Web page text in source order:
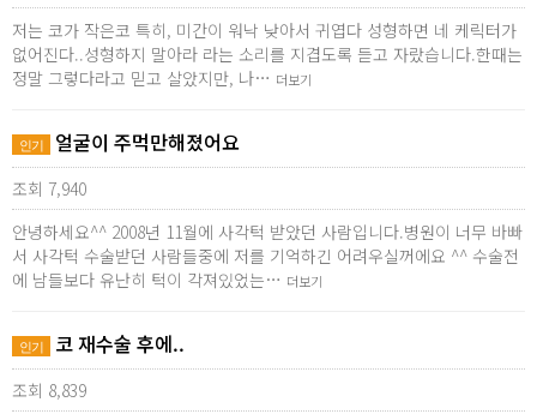
저는 코가 작은코 특히, 미간이 워낙 낮아서 귀엽다 성형하면 네 케릭터가
없어진다..성형하지 말아라 라는 소리를 지겹도록 듣고 자랐습니다.한때는
정말 그렇다라고 믿고 살았지만, 나… 더보기
인기 얼굴이 주먹만해졌어요
조회 7,940
안녕하세요^^ 2008년 11월에 사각턱 받았던 사람입니다.병원이 너무 바빠
서 사각턱 수술받던 사람들중에 저를 기억하긴 어려우실꺼에요 ^^ 수술전
에 남들보다 유난히 턱이 각져있었는… 더보기
인기 코 재수술 후에..
조회 8,839